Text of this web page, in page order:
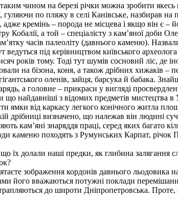
чином на березi рiчки можна зробити
гуляючи по пляжу в селi Канiвське, назбирав
адже кремiнь – порода не мiсцева i якщо вiн є –
Кобалiï, а той – спецiалiсту з кам’яноï доби
часiв палеолiту (давнього каменю).
ведуться пiд керiвництвом киïвського
рокiв тому. Тодi тут шумiв сосновий лiс, де
на бiзона, коня, а також дрiбних хижакiв –
оленiв, зайця, барсука й бабака.
а головне – прикраси у виглядi
що найдавнiшi з вiдомих предметiв мистецтва в
ямки вiд каркасу легкого конiчного житла
дрiбницi визначено, що належав вiн людинi
кам’янi знаряддя працi, серед яких багато
каменю походять з Румунських Карпат, рiчок
ïх долали нашi предки, як глибина
зображення кордонів давнього льодовика
його вважаються потужні поклади
до широти Дніпропетровська. Проте,